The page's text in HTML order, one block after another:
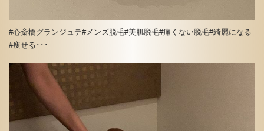
#心斎橋グランジュテ#メンズ脱毛#美肌脱毛#痛くない脱毛#綺麗になる
#痩せる･･･